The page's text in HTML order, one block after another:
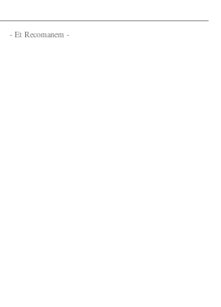
- Et Recomanem -